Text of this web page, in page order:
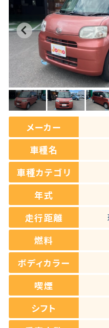
お問い合わせチ
メーカー
車種名
車種カテゴリ
年式
走行距離
燃料
ボディカラー
喫煙
シフト